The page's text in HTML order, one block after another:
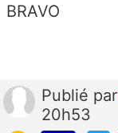
BRAVO
Publié par
20h53